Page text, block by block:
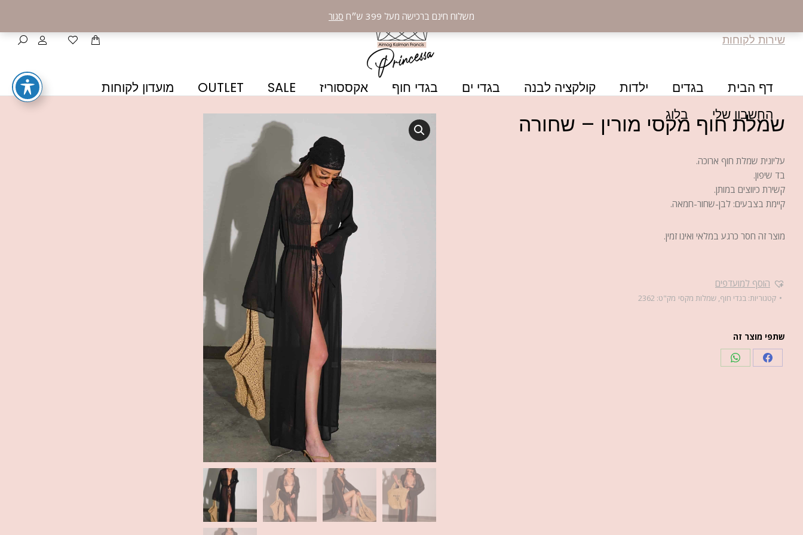
משלוח חינם ברכישה מעל 399 ש״ח סגור
שירות לקוחות
דף הבית בגדים ילדות קולקציה לבנה בגדי ים בגדי חוף אקססוריז SALE
OUTLET
מועדון לקוחות
החשבון שלי
בלוג
שמלת חוף מקסי מורין – שחורה
עליונית שמלת חוף ארוכה.
בד שיפון.
קשירת כיווצים במותן.
קיימת בצבעים: לבן-שחור-חמאה.
מוצר זה חסר כרגע במלאי ואינו זמין.
הוסף למועדפים
קטגוריות:בגדי חוף,שמלות מקסי מק"ט: 2362
שתפי מוצר זה